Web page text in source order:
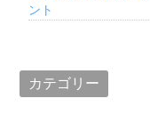
ント
カテゴリー